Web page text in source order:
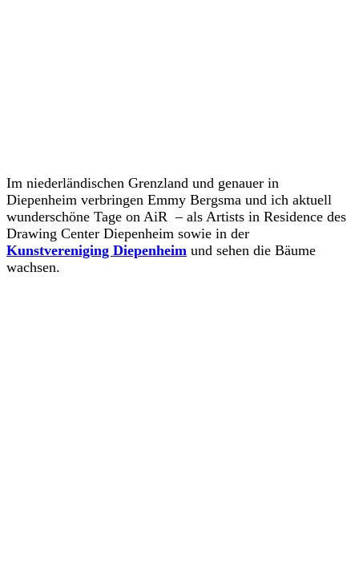
Im niederländischen Grenzland und genauer in
Diepenheim verbringen Emmy Bergsma und ich aktuell
wunderschöne Tage on AiR – als Artists in Residence des
Drawing Center Diepenheim sowie in der
Kunstvereniging Diepenheim und sehen die Bäume
wachsen.